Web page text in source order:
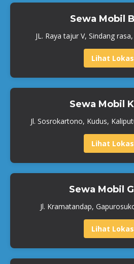
Sewa Mobil
JL. Raya tajur V, Sindang
Lihat
Sewa Mobil
Jl. Sosrokartono, Kudus,
Lihat
Sewa Mobil
Jl. Kramatandap,
Lihat